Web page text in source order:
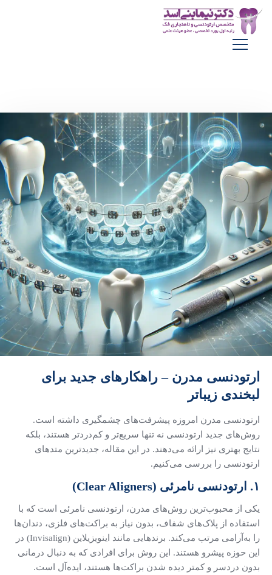
ارتودنسی مدرن – راهکارهای جدید برای
لبخندی زیباتر
ارتودنسی مدرن امروزه پیشرفت‌های چشمگیری داشته است.
روش‌های جدید ارتودنسی نه تنها سریع‌تر و کم‌دردتر هستند، بلکه
نتایج بهتری نیز ارائه می‌دهند. در این مقاله، جدیدترین متدهای
ارتودنسی را بررسی می‌کنیم.
۱. ارتودنسی نامرئی (Clear Aligners)
یکی از محبوب‌ترین روش‌های مدرن، ارتودنسی نامرئی است که با
استفاده از پلاک‌های شفاف، بدون نیاز به براکت‌های فلزی، دندان‌ها
را به‌آرامی مرتب می‌کند. برندهایی مانند اینویزیلاین (Invisalign) در
این حوزه پیشرو هستند. این روش برای افرادی که به دنبال درمانی
بدون دردسر و کمتر دیده شدن براکت‌ها هستند، ایده‌آل است.